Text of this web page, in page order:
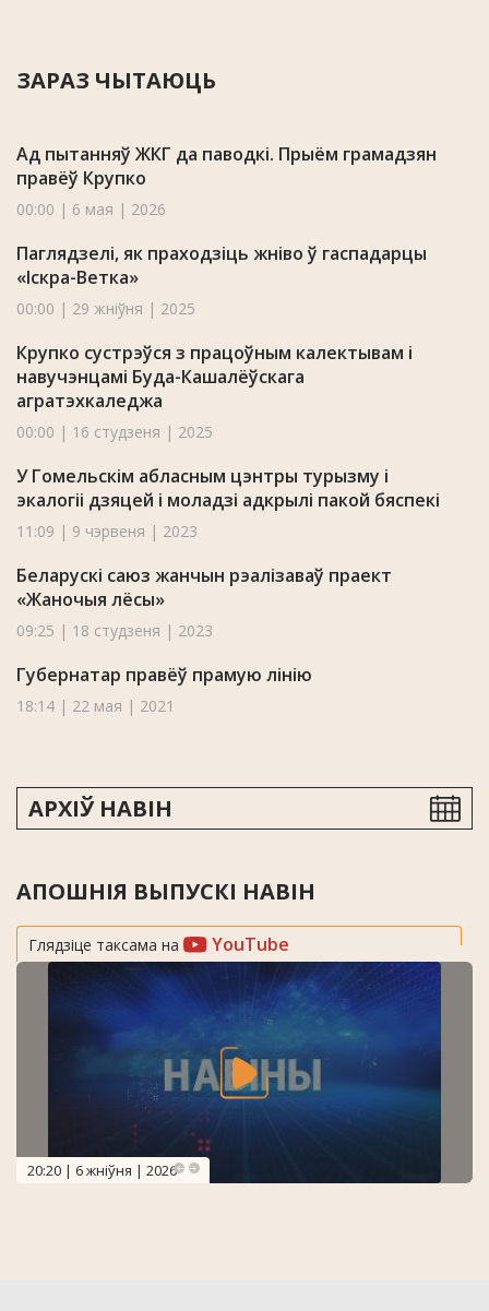
ЗАРАЗ ЧЫТАЮЦЬ
Ад пытанняў ЖКГ да паводкі. Прыём грамадзян
правёў Крупко
00:00 | 6 мая | 2026
Паглядзелі, як праходзіць жніво ў гаспадарцы
«Іскра-Ветка»
00:00 | 29 жніўня | 2025
Крупко сустрэўся з працоўным калектывам і
навучэнцамі Буда-Кашалёўскага
агратэхкаледжа
00:00 | 16 студзеня | 2025
У Гомельскім абласным цэнтры турызму і
экалогіі дзяцей і моладзі адкрылі пакой бяспекі
11:09 | 9 чэрвеня | 2023
Беларускі саюз жанчын рэалізаваў праект
«Жаночыя лёсы»
09:25 | 18 студзеня | 2023
Губернатар правёў прамую лінію
18:14 | 22 мая | 2021
АРХІЎ НАВІН
АПОШНІЯ ВЫПУСКІ НАВІН
Глядзіце таксама на YouTube
20:20 | 6 жніўня | 2026